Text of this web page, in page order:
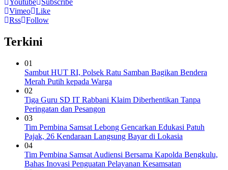
Vimeo Like
Rss Follow
Terkini
01
Sambut HUT RI, Polsek Ratu Samban Bagikan Bendera
Merah Putih kepada Warga
02
Tiga Guru SD IT Rabbani Klaim Diberhentikan Tanpa
Peringatan dan Pesangon
03
Tim Pembina Samsat Lebong Gencarkan Edukasi Patuh
Pajak, 26 Kendaraan Langsung Bayar di Lokasia
04
Tim Pembina Samsat Audiensi Bersama Kapolda Bengkulu,
Bahas Inovasi Penguatan Pelayanan Kesamsatan